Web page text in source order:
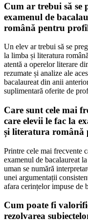
Cum ar trebui să se
examenul de
română pentru
Un elev ar trebui să se
la limba și literatura
atentă a operelor literare
rezumate și analize ale
bacalaureat din anii
suplimentară oferite de
Care sunt cele mai
care elevii le fac la
și literatura
Printre cele mai frecvente
examenul de bacalaureat
uman se numără
unei argumentații
afara cerințelor impuse de
Cum poate fi
rezolvarea